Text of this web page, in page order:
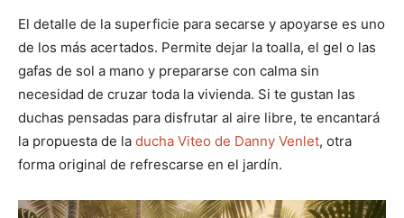
El detalle de la superficie para secarse y apoyarse es uno
de los más acertados. Permite dejar la toalla, el gel o las
gafas de sol a mano y prepararse con calma sin
necesidad de cruzar toda la vivienda. Si te gustan las
duchas pensadas para disfrutar al aire libre, te encantará
la propuesta de la ducha Viteo de Danny Venlet, otra
forma original de refrescarse en el jardín.